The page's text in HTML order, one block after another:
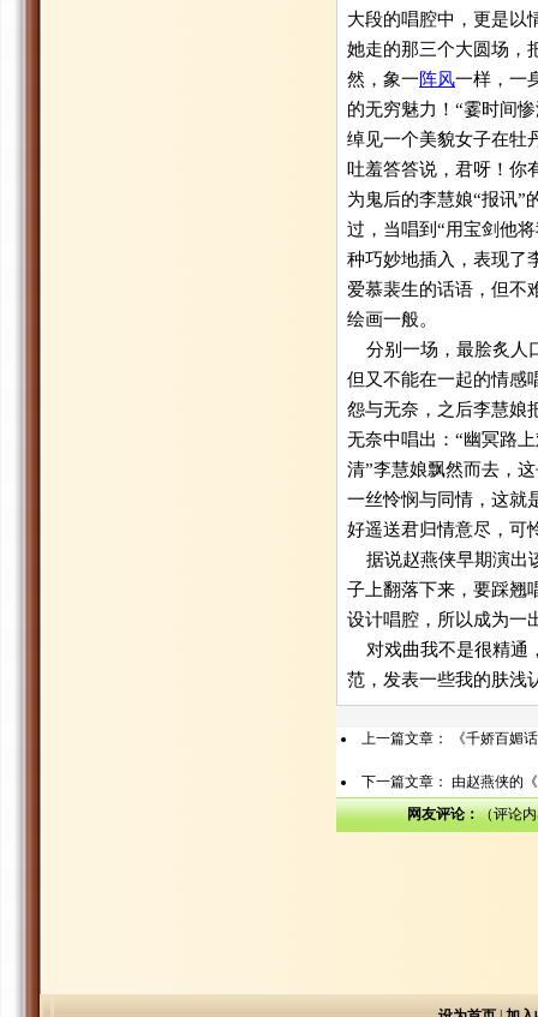
大段的唱腔中，更是以
她走的那三个大圆场，
然，象一阵风一样，一
的无穷魅力！“霎时间
绰见一个美貌女子在牡
吐羞答答说，君呀！你
为鬼后的李慧娘“报讯”
过，当唱到“用宝剑他
种巧妙地插入，表现了
爱慕裴生的话语，但不
绘画一般。
分别一场，最脍炙人
但又不能在一起的情感
怨与无奈，之后李慧娘
无奈中唱出：“幽冥路
清”李慧娘飘然而去，
一丝怜悯与同情，这就
好遥送君归情意尽，可
据说赵燕侠早期演出
子上翻落下来，要踩翘
设计唱腔，所以成为一
对戏曲我不是很精通
范，发表一些我的肤浅
上一篇文章： 《千娇百媚
下一篇文章： 由赵燕侠的
网友评论：（评论